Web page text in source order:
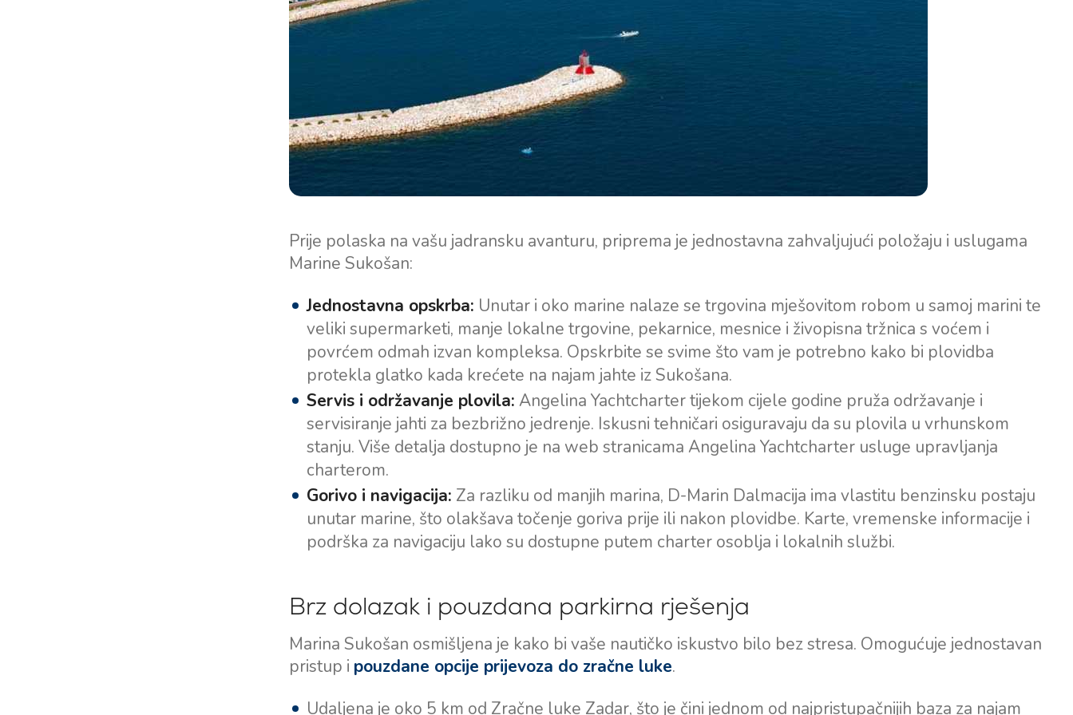
Prije polaska na vašu jadransku avanturu, priprema je jednostavna zahvaljujući položaju i uslugama
Marine Sukošan:
Jednostavna opskrba: Unutar i oko marine nalaze se trgovina mješovitom robom u samoj marini te
veliki supermarketi, manje lokalne trgovine, pekarnice, mesnice i živopisna tržnica s voćem i
povrćem odmah izvan kompleksa. Opskrbite se svime što vam je potrebno kako bi plovidba
protekla glatko kada krećete na najam jahte iz Sukošana.
Servis i održavanje plovila: Angelina Yachtcharter tijekom cijele godine pruža održavanje i
servisiranje jahti za bezbrižno jedrenje. Iskusni tehničari osiguravaju da su plovila u vrhunskom
stanju. Više detalja dostupno je na web stranicama Angelina Yachtcharter usluge upravljanja
charterom.
Gorivo i navigacija: Za razliku od manjih marina, D-Marin Dalmacija ima vlastitu benzinsku postaju
unutar marine, što olakšava točenje goriva prije ili nakon plovidbe. Karte, vremenske informacije i
podrška za navigaciju lako su dostupne putem charter osoblja i lokalnih službi.
Brz dolazak i pouzdana parkirna rješenja
Marina Sukošan osmišljena je kako bi vaše nautičko iskustvo bilo bez stresa. Omogućuje jednostavan
pristup i pouzdane opcije prijevoza do zračne luke.
Udaljena je oko 5 km od Zračne luke Zadar, što je čini jednom od najpristupačnijih baza za najam